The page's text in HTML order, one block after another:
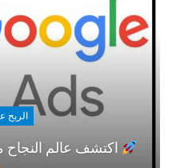
الربح
اكتشف عالم النجاح